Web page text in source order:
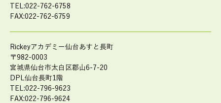
TEL:022-762-6758
FAX:022-762-6759
Rickeyアカデミー仙台あすと長町
〒982-0003
宮城県仙台市太白区郡山6-7-20
DPL仙台長町1階
TEL:022-796-9623
FAX:022-796-9624